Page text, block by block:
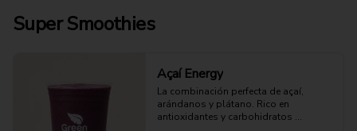
Super Smoothies
Açaí Energy
La combinación perfecta de açaí,
arándanos y plátano. Rico en
antioxidantes y carbohidratos